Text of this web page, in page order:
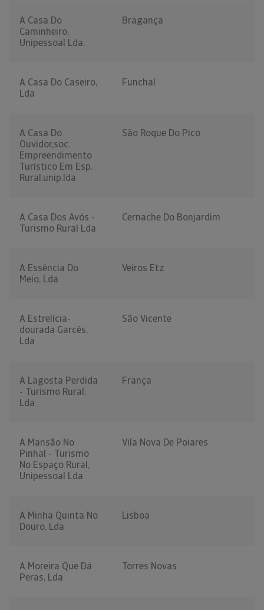
A Casa Do
Caminheiro,
Unipessoal Lda.
Bragança
A Casa Do Caseiro,
Lda
Funchal
A Casa Do
Ouvidor,soc.
Empreendimento
Turístico Em Esp.
Rural,unip.lda
São Roque Do Pico
A Casa Dos Avós -
Turismo Rural Lda
Cernache Do Bonjardim
A Essência Do
Meio, Lda
Veiros Etz
A Estrelícia-
dourada Garcês,
Lda
São Vicente
A Lagosta Perdida
- Turismo Rural,
Lda
França
A Mansão No
Pinhal - Turismo
No Espaço Rural,
Unipessoal Lda
Vila Nova De Poiares
A Minha Quinta No
Douro, Lda
Lisboa
A Moreira Que Dá
Peras, Lda
Torres Novas